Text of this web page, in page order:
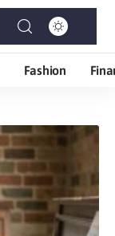
Fashion